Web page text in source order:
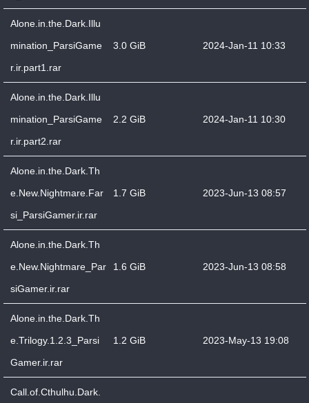
Alone.in.the.Dark.Illu
mination_ParsiGame
r.ir.part1.rar
3.0 GiB 2024-Jan-11 10:33
Alone.in.the.Dark.Illu
mination_ParsiGame
r.ir.part2.rar
2.2 GiB 2024-Jan-11 10:30
Alone.in.the.Dark.Th
e.New.Nightmare.Far
si_ParsiGamer.ir.rar
1.7 GiB 2023-Jun-13 08:57
Alone.in.the.Dark.Th
e.New.Nightmare_Par
siGamer.ir.rar
1.6 GiB 2023-Jun-13 08:58
Alone.in.the.Dark.Th
e.Trilogy.1.2.3_Parsi
Gamer.ir.rar
1.2 GiB 2023-May-13 19:08
Call.of.Cthulhu.Dark.